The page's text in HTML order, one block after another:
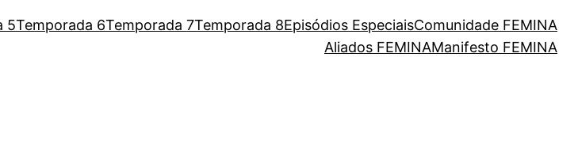
5Temporada 6Temporada 7Temporada 8Episódios EspeciaisComunidade FEMINA
Aliados FEMINAManifesto FEMINA